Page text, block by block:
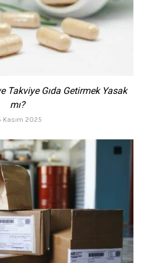
Takviye Gıda Getirmek Yasak
mı?
Kasım 2025